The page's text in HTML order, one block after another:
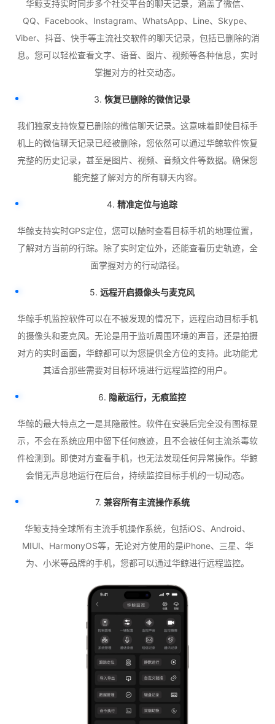
华鲸支持实时同步多个社交平台的聊天记录，涵盖了微信、
QQ、Facebook、Instagram、WhatsApp、Line、Skype、
Viber、抖音、快手等主流社交软件的聊天记录，包括已删除的消
息。您可以轻松查看文字、语音、图片、视频等各种信息，实时
掌握对方的社交动态。
3. 恢复已删除的微信记录
我们独家支持恢复已删除的微信聊天记录。这意味着即使目标手
机上的微信聊天记录已经被删除，您依然可以通过华鲸软件恢复
完整的历史记录，甚至是图片、视频、音频文件等数据。确保您
能完整了解对方的所有聊天内容。
4. 精准定位与追踪
华鲸支持实时GPS定位，您可以随时查看目标手机的地理位置，
了解对方当前的行踪。除了实时定位外，还能查看历史轨迹，全
面掌握对方的行动路径。
5. 远程开启摄像头与麦克风
华鲸手机监控软件可以在不被发现的情况下，远程启动目标手机
的摄像头和麦克风。无论是用于监听周围环境的声音，还是拍摄
对方的实时画面，华鲸都可以为您提供全方位的支持。此功能尤
其适合那些需要对目标环境进行远程监控的用户。
6. 隐蔽运行，无痕监控
华鲸的最大特点之一是其隐蔽性。软件在安装后完全没有图标显
示，不会在系统应用中留下任何痕迹，且不会被任何主流杀毒软
件检测到。即使对方查看手机，也无法发现任何异常操作。华鲸
会悄无声息地运行在后台，持续监控目标手机的一切动态。
7. 兼容所有主流操作系统
华鲸支持全球所有主流手机操作系统，包括iOS、Android、
MIUI、HarmonyOS等，无论对方使用的是iPhone、三星、华
为、小米等品牌的手机，您都可以通过华鲸进行远程监控。